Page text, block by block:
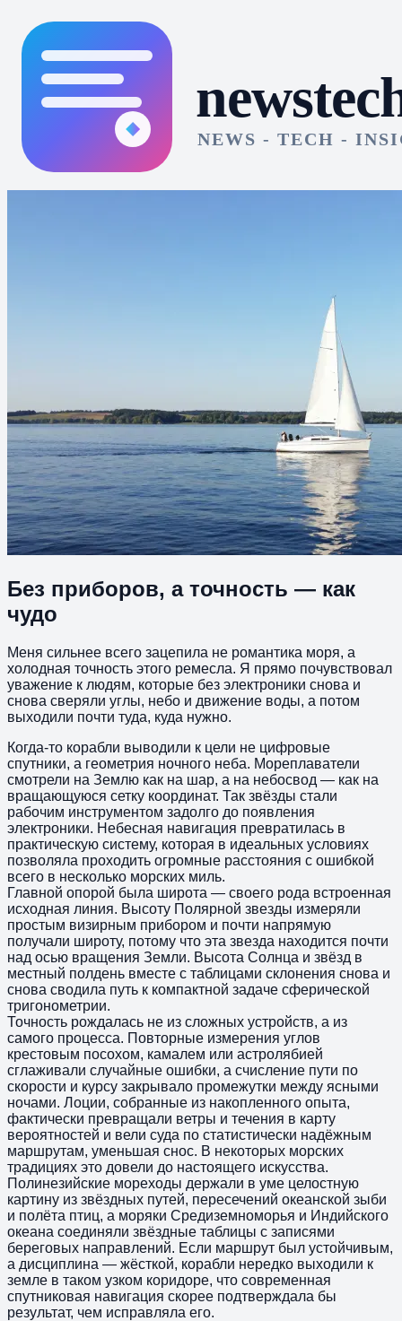
Без приборов, а точность — как
чудо
Меня сильнее всего зацепила не романтика моря, а
холодная точность этого ремесла. Я прямо почувствовал
уважение к людям, которые без электроники снова и
снова сверяли углы, небо и движение воды, а потом
выходили почти туда, куда нужно.
Когда-то корабли выводили к цели не цифровые
спутники, а геометрия ночного неба. Мореплаватели
смотрели на Землю как на шар, а на небосвод — как на
вращающуюся сетку координат. Так звёзды стали
рабочим инструментом задолго до появления
электроники. Небесная навигация превратилась в
практическую систему, которая в идеальных условиях
позволяла проходить огромные расстояния с ошибкой
всего в несколько морских миль.
Главной опорой была широта — своего рода встроенная
исходная линия. Высоту Полярной звезды измеряли
простым визирным прибором и почти напрямую
получали широту, потому что эта звезда находится почти
над осью вращения Земли. Высота Солнца и звёзд в
местный полдень вместе с таблицами склонения снова и
снова сводила путь к компактной задаче сферической
тригонометрии.
Точность рождалась не из сложных устройств, а из
самого процесса. Повторные измерения углов
крестовым посохом, камалем или астролябией
сглаживали случайные ошибки, а счисление пути по
скорости и курсу закрывало промежутки между ясными
ночами. Лоции, собранные из накопленного опыта,
фактически превращали ветры и течения в карту
вероятностей и вели суда по статистически надёжным
маршрутам, уменьшая снос. В некоторых морских
традициях это довели до настоящего искусства.
Полинезийские мореходы держали в уме целостную
картину из звёздных путей, пересечений океанской зыби
и полёта птиц, а моряки Средиземноморья и Индийского
океана соединяли звёздные таблицы с записями
береговых направлений. Если маршрут был устойчивым,
а дисциплина — жёсткой, корабли нередко выходили к
земле в таком узком коридоре, что современная
спутниковая навигация скорее подтверждала бы
результат, чем исправляла его.